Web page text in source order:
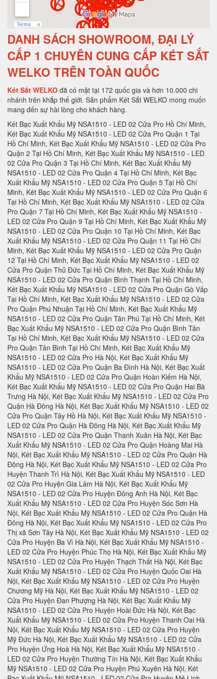
DANH SÁCH SHOWROOM, ĐẠI LÝ
CẤP 1 CHUYÊN CUNG CẤP KÉT SẮT
WELKO TRÊN TOÀN QUỐC
Két Sắt WELKO đã có mặt tại 172 quốc gia và hơn 10.000 chi
nhánh trên khắp thế giới. Sản phẩm Két Sắt WELKO mong muốn
mang đến sự hài lòng cho khách hàng.
Két Bạc Xuất Khẩu Mỹ NSA1510 - LED 02 Cửa Pro Hồ Chí Minh, Két Bạc Xuất Khẩu Mỹ NSA1510 - LED 02 Cửa Pro Quận 1 Tại Hồ Chí Minh, Két Bạc Xuất Khẩu Mỹ NSA1510 - LED 02 Cửa Pro Quận 2 Tại Hồ Chí Minh, Két Bạc Xuất Khẩu Mỹ NSA1510 - LED 02 Cửa Pro Quận 3 Tại Hồ Chí Minh, Két Bạc Xuất Khẩu Mỹ NSA1510 - LED 02 Cửa Pro Quận 4 Tại Hồ Chí Minh, Két Bạc Xuất Khẩu Mỹ NSA1510 - LED 02 Cửa Pro Quận 5 Tại Hồ Chí Minh, Két Bạc Xuất Khẩu Mỹ NSA1510 - LED 02 Cửa Pro Quận 6 Tại Hồ Chí Minh, Két Bạc Xuất Khẩu Mỹ NSA1510 - LED 02 Cửa Pro Quận 7 Tại Hồ Chí Minh, Két Bạc Xuất Khẩu Mỹ NSA1510 - LED 02 Cửa Pro Quận 9 Tại Hồ Chí Minh, Két Bạc Xuất Khẩu Mỹ NSA1510 - LED 02 Cửa Pro Quận 10 Tại Hồ Chí Minh, Két Bạc Xuất Khẩu Mỹ NSA1510 - LED 02 Cửa Pro Quận 11 Tại Hồ Chí Minh, Két Bạc Xuất Khẩu Mỹ NSA1510 - LED 02 Cửa Pro Quận 12 Tại Hồ Chí Minh, Két Bạc Xuất Khẩu Mỹ NSA1510 - LED 02 Cửa Pro Quận Thủ Đức Tại Hồ Chí Minh, Két Bạc Xuất Khẩu Mỹ NSA1510 - LED 02 Cửa Pro Quận Bình Thạnh Tại Hồ Chí Minh, Két Bạc Xuất Khẩu Mỹ NSA1510 - LED 02 Cửa Pro Quận Gò Vấp Tại Hồ Chí Minh, Két Bạc Xuất Khẩu Mỹ NSA1510 - LED 02 Cửa Pro Quận Phú Nhuận Tại Hồ Chí Minh, Két Bạc Xuất Khẩu Mỹ NSA1510 - LED 02 Cửa Pro Quận Tân Phú Tại Hồ Chí Minh, Két Bạc Xuất Khẩu Mỹ NSA1510 - LED 02 Cửa Pro Quận Bình Tân Tại Hồ Chí Minh, Két Bạc Xuất Khẩu Mỹ NSA1510 - LED 02 Cửa Pro Quận Tân Bình Tại Hồ Chí Minh, Két Bạc Xuất Khẩu Mỹ NSA1510 - LED 02 Cửa Pro Hà Nội, Két Bạc Xuất Khẩu Mỹ NSA1510 - LED 02 Cửa Pro Quận Ba Đình Hà Nội, Két Bạc Xuất Khẩu Mỹ NSA1510 - LED 02 Cửa Pro Quận Hoàn Kiếm Hà Nội, Két Bạc Xuất Khẩu Mỹ NSA1510 - LED 02 Cửa Pro Quận Hai Bà Trưng Hà Nội, Két Bạc Xuất Khẩu Mỹ NSA1510 - LED 02 Cửa Pro Quận Hà Đông Hà Nội, Két Bạc Xuất Khẩu Mỹ NSA1510 - LED 02 Cửa Pro Quận Tây Hồ Hà Nội, Két Bạc Xuất Khẩu Mỹ NSA1510 - LED 02 Cửa Pro Quận Hà Đông Hà Nội, Két Bạc Xuất Khẩu Mỹ NSA1510 - LED 02 Cửa Pro Quận Thanh Xuân Hà Nội, Két Bạc Xuất Khẩu Mỹ NSA1510 - LED 02 Cửa Pro Quận Hoàng Mai Hà Nội, Két Bạc Xuất Khẩu Mỹ NSA1510 - LED 02 Cửa Pro Quận Hà Đông Hà Nội, Két Bạc Xuất Khẩu Mỹ NSA1510 - LED 02 Cửa Pro Huyện Thanh Trì Hà Nội, Két Bạc Xuất Khẩu Mỹ NSA1510 - LED 02 Cửa Pro Huyện Gia Lâm Hà Nội, Két Bạc Xuất Khẩu Mỹ NSA1510 - LED 02 Cửa Pro Huyện Đông Anh Hà Nội, Két Bạc Xuất Khẩu Mỹ NSA1510 - LED 02 Cửa Pro Huyện Sóc Sơn Hà Nội, Két Bạc Xuất Khẩu Mỹ NSA1510 - LED 02 Cửa Pro Quận Hà Đông Hà Nội, Két Bạc Xuất Khẩu Mỹ NSA1510 - LED 02 Cửa Pro Thị xã Sơn Tây Hà Nội, Két Bạc Xuất Khẩu Mỹ NSA1510 - LED 02 Cửa Pro Huyện Ba Vì Hà Nội, Két Bạc Xuất Khẩu Mỹ NSA1510 - LED 02 Cửa Pro Huyện Phúc Thọ Hà Nội, Két Bạc Xuất Khẩu Mỹ NSA1510 - LED 02 Cửa Pro Huyện Thạch Thất Hà Nội, Két Bạc Xuất Khẩu Mỹ NSA1510 - LED 02 Cửa Pro Huyện Quốc Oai Hà Nội, Két Bạc Xuất Khẩu Mỹ NSA1510 - LED 02 Cửa Pro Huyện Chương Mỹ Hà Nội, Két Bạc Xuất Khẩu Mỹ NSA1510 - LED 02 Cửa Pro Huyện Đan Phượng Hà Nội, Két Bạc Xuất Khẩu Mỹ NSA1510 - LED 02 Cửa Pro Huyện Hoài Đức Hà Nội, Két Bạc Xuất Khẩu Mỹ NSA1510 - LED 02 Cửa Pro Huyện Thanh Oai Hà Nội, Két Bạc Xuất Khẩu Mỹ NSA1510 - LED 02 Cửa Pro Huyện Mỹ Đức Hà Nội, Két Bạc Xuất Khẩu Mỹ NSA1510 - LED 02 Cửa Pro Huyện Ứng Hoà Hà Nội, Két Bạc Xuất Khẩu Mỹ NSA1510 - LED 02 Cửa Pro Huyện Thường Tín Hà Nội, Két Bạc Xuất Khẩu Mỹ NSA1510 - LED 02 Cửa Pro Huyện Phú Xuyên Hà Nội, Két Bạc Xuất Khẩu Mỹ NSA1510 - LED 02 Cửa Pro Huyện Mê Linh Hà Nội, Két Bạc Xuất Khẩu Mỹ NSA1510 - LED 02 Cửa Pro Quận Nam Từ Liên Hà Nội, Két Bạc Xuất Khẩu Mỹ NSA1510 - LED 02 Cửa Pro An Giang, Két Bạc Xuất Khẩu Mỹ NSA1510 - LED 02 Cửa Pro Thành phố Long Xuyên Tỉnh An Giang, Két Bạc Xuất Khẩu Mỹ NSA1510 - LED 02 Cửa Pro Thành phố Châu Đốc Tỉnh An Giang, Két Bạc Xuất Khẩu Mỹ NSA1510 - LED 02 Cửa Pro Huyện An Phú Tỉnh An Giang, Két Bạc Xuất Khẩu Mỹ NSA1510 - LED 02 Cửa Pro Thị xã Tân Châu, Két Bạc Xuất Khẩu Mỹ NSA1510 - LED 02 Cửa Pro Huyện Phú Tân, Két Bạc Xuất Khẩu Mỹ NSA1510 - LED 02 Cửa Pro Huyện Châu Phú, Két Bạc Xuất Khẩu Mỹ NSA1510 - LED 02 Cửa Pro Huyện Tịnh Biên, Két Bạc Xuất Khẩu Mỹ NSA1510 - LED 02 Cửa Pro Huyện Tri Tôn, Két Bạc Xuất Khẩu Mỹ NSA1510 - LED 02 Cửa Pro Huyện Châu Thành Tỉnh An Giang, Két Bạc Xuất Khẩu Mỹ NSA1510 - LED 02 Cửa Pro Huyện Chợ Mới Tỉnh An Giang, Két Bạc Xuất Khẩu Mỹ NSA1510 - LED 02 Cửa Pro Huyện Thoại Sơn Tỉnh An Giang, Két Bạc Xuất Khẩu Mỹ NSA1510 - LED 02 Cửa Pro Vũng Tàu, Két Bạc Xuất Khẩu Mỹ NSA1510 - LED 02 Cửa Pro Thành phố Vũng Tàu Tại Bà Rịa - Vũng Tàu, Két Bạc Xuất Khẩu Mỹ NSA1510 - LED 02 Cửa Pro Thành phố Bà Rịa Tại Bà Rịa - Vũng Tàu, Két Bạc Xuất Khẩu Mỹ NSA1510 - LED 02 Cửa Pro Huyện Châu Đức Tại Bà Rịa - Vũng Tàu, Két Bạc Xuất Khẩu Mỹ NSA1510 - LED 02 Cửa Pro Huyện Xuyên Mộc Tại Bà Rịa - Vũng Tàu, Két Bạc Xuất Khẩu Mỹ NSA1510 - LED 02 Cửa Pro Huyện Long Điền Tại Bà Rịa - Vũng Tàu, Két Bạc Xuất Khẩu Mỹ NSA1510 - LED 02 Cửa Pro Huyện Đất Đỏ Tại Bà Rịa - Vũng Tàu, Két Bạc Xuất Khẩu Mỹ NSA1510 - LED 02 Cửa Pro Huyện Tân Thành Tại Bà Rịa - Vũng Tàu, Tỉnh Bà Rịa - Vũng Tàu Tại Bà Rịa - Vũng Tàu, Két Bạc Xuất Khẩu Mỹ NSA1510 - LED 02 Cửa Pro Bạc Liêu, Két Bạc Xuất Khẩu Mỹ NSA1510 - LED 02 Cửa Pro Thành phố Bạc Liêu Tại Bạc Liêu, Két Bạc Xuất Khẩu Mỹ NSA1510 - LED 02 Cửa Pro Huyện Hồng Dân Tại Bạc Liêu, Két Bạc Xuất Khẩu Mỹ NSA1510 - LED 02 Cửa Pro Huyện Phước Long Tại Bạc Liêu, Két Bạc Xuất Khẩu Mỹ NSA1510 - LED 02 Cửa Pro Huyện Vĩnh Lợi Tại Bạc Liêu, Két Bạc Xuất Khẩu Mỹ NSA1510 - LED 02 Cửa Pro Thị xã Giá Rai Tại Bạc Liêu, Két Bạc Xuất Khẩu Mỹ NSA1510 - LED 02 Cửa Pro Huyện Đông Hải Tại Bạc Liêu, Két Bạc Xuất Khẩu Mỹ NSA1510 - LED 02 Cửa Pro Huyện Hoà Bình Tại Bạc Liêu, Két Bạc Xuất Khẩu Mỹ NSA1510 - LED 02 Cửa Pro Bắc Kạn, Két Bạc Xuất Khẩu Mỹ NSA1510 - LED 02 Cửa Pro Thành Phố Bắc Kạn, Két Bạc Xuất Khẩu Mỹ NSA1510 - LED 02 Cửa Pro Huyện Pác Nặm Tại Bắc Kạn, Két Bạc Xuất Khẩu Mỹ NSA1510 - LED 02 Cửa Pro Huyện Ba Bể Tại Bắc Kạn, Két Bạc Xuất Khẩu Mỹ NSA1510 - LED 02 Cửa Pro Huyện Ngân Sơn Tại Bắc Kạn, Két Bạc Xuất Khẩu Mỹ NSA1510 - LED 02 Cửa Pro Huyện Bạch Thông Tại Bắc Kạn, Két Bạc Xuất Khẩu Mỹ NSA1510 - LED 02 Cửa Pro Huyện Chợ Đồn Tại Bắc Kạn, Két Bạc Xuất Khẩu Mỹ NSA1510 - LED 02 Cửa Pro Huyện Chợ Mới Tại Bắc Kạn, Huyện Na Rì Tại Bắc Kạn, Két Bạc Xuất Khẩu Mỹ NSA1510 - LED 02 Cửa Pro Bắc Giang, Két Bạc Xuất Khẩu Mỹ NSA1510 - LED 02 Cửa Pro Thành phố Bắc Giang, Két Bạc Xuất Khẩu Mỹ NSA1510 - LED 02 Cửa Pro Huyện Yên Thế Tại Bắc Giang, Két Bạc Xuất Khẩu Mỹ NSA1510 - LED 02 Cửa Pro Huyện Tân Yên Tại Bắc Giang, Két Bạc Xuất Khẩu Mỹ NSA1510 - LED 02 Cửa Pro Huyện Lạng Giang Tại Bắc Giang, Két Bạc Xuất Khẩu Mỹ NSA1510 - LED 02 Cửa Pro Huyện Lục Nam Tại Bắc Giang, Két Bạc Xuất Khẩu Mỹ NSA1510 - LED 02 Cửa Pro Huyện Lục Ngạn Tại Bắc Giang, Két Bạc Xuất Khẩu Mỹ NSA1510 - LED 02 Cửa Pro Huyện Sơn Động Tại Bắc Giang, Két Bạc Xuất Khẩu Mỹ NSA1510 - LED 02 Cửa Pro Huyện Yên Dũng Tại Bắc Giang, Két Bạc Xuất Khẩu Mỹ NSA1510 - LED 02 Cửa Pro Huyện Việt Yên Tại Bắc Giang, Két Bạc Xuất Khẩu Mỹ NSA1510 - LED 02 Cửa Pro Huyện Hiệp Hòa Tại Bắc Giang, Két Bạc Xuất Khẩu Mỹ NSA1510 - LED 02 Cửa Pro Bắc Ninh, Két Bạc Xuất Khẩu Mỹ NSA1510 - LED 02 Cửa Pro Thành phố Bắc Ninh, Két Bạc Xuất Khẩu Mỹ NSA1510 - LED 02 Cửa Pro Huyện Yên Phong Tại Bắc Ninh, Két Bạc Xuất Khẩu Mỹ NSA1510 - LED 02 Cửa Pro Huyện Quế Võ Tại Bắc Ninh, Két Bạc Xuất Khẩu Mỹ NSA1510 - LED 02 Cửa Pro Huyện Tiên Du Tại Bắc Ninh, Két Bạc Xuất Khẩu Mỹ NSA1510 - LED 02 Cửa Pro Thị xã Từ Sơn Tại Bắc Ninh, Huyện Thuận Thành Tại Bắc Ninh, Két Bạc Xuất Khẩu Mỹ NSA1510 - LED 02 Cửa Pro Huyện Gia Bình Tại Bắc Ninh, Két Bạc Xuất Khẩu Mỹ NSA1510 - LED 02 Cửa Pro Huyện Lương Tài Tại Bắc Ninh, Két Bạc Xuất Khẩu Mỹ NSA1510 - LED 02 Cửa Pro Bến Tre, Két Bạc Xuất Khẩu Mỹ NSA1510 - LED 02 Cửa Pro Thành phố Bến Tre, Két Bạc Xuất Khẩu Mỹ NSA1510 - LED 02 Cửa Pro Huyện Châu Thành Tỉnh Bến Tre, Huyện Chợ Lách Tỉnh Bến Tre, Két Bạc Xuất Khẩu Mỹ NSA1510 - LED 02 Cửa Pro Huyện Mỏ Cày Nam Tỉnh Bến Tre, Két Bạc Xuất Khẩu Mỹ NSA1510 - LED 02 Cửa Pro Huyện Giồng Trôm Tỉnh Bến Tre, Két Bạc Xuất Khẩu Mỹ NSA1510 - LED 02 Cửa Pro Huyện Bình Đại Tỉnh Bến Tre, Két Bạc Xuất Khẩu Mỹ NSA1510 - LED 02 Cửa Pro Huyện Ba Tri Tỉnh Bến Tre, Két Bạc Xuất Khẩu Mỹ NSA1510 - LED 02 Cửa Pro Huyện Thạnh Phú Tỉnh Bến Tre, Két Bạc Xuất Khẩu Mỹ NSA1510 - LED 02 Cửa Pro Huyện Mỏ Cày Bắc Tỉnh Bến Tre, Két Bạc Xuất Khẩu Mỹ NSA1510 - LED 02 Cửa Pro Bình Dương, Két Bạc Xuất Khẩu Mỹ NSA1510 - LED 02 Cửa Pro Tại Thành phố Thủ Dầu Một Tỉnh Bình Dương, Két Bạc Xuất Khẩu Mỹ NSA1510 - LED 02 Cửa Pro Tại Huyện Bàu Bàng Tỉnh Bình Dương, Két Bạc Xuất Khẩu Mỹ NSA1510 - LED 02 Cửa Pro Tại Huyện Dầu Tiếng Tỉnh Bình Dương, Két Bạc Xuất Khẩu Mỹ NSA1510 - LED 02 Cửa Pro Tại Thị xã Bến Cát Tỉnh Bình Dương, Két Bạc Xuất Khẩu Mỹ NSA1510 - LED 02 Cửa Pro Tại Huyện Phú Giáo Tỉnh Bình Dương, Két Bạc Xuất Khẩu Mỹ NSA1510 - LED 02 Cửa Pro Tại Thị xã Tân Uyên Tỉnh Bình Dương, Két Bạc Xuất Khẩu Mỹ NSA1510 - LED 02 Cửa Pro Tại Thị xã Dĩ An Tỉnh Bình Dương, Két Bạc Xuất Khẩu Mỹ NSA1510 - LED 02 Cửa Pro Tại Thị xã Thuận An Tỉnh Bình Dương, Két Bạc Xuất Khẩu Mỹ NSA1510 - LED 02 Cửa Pro Tại Huyện Bắc Tân Uyên Tỉnh Bình Dương, Két Bạc Xuất Khẩu Mỹ NSA1510 - LED 02 Cửa Pro Bình Định, Két Bạc Xuất Khẩu Mỹ NSA1510 - LED 02 Cửa Pro Tại Thành phố Qui Nhơn Tỉnh Bình Định, Két Bạc Xuất Khẩu Mỹ NSA1510 - LED 02 Cửa Pro Tại Huyện An Lão Tỉnh Bình Định, Két Bạc Xuất Khẩu Mỹ NSA1510 - LED 02 Cửa Pro Tại Huyện Hoài Nhơn Tỉnh Bình Định, Két Bạc Xuất Khẩu Mỹ NSA1510 - LED 02 Cửa Pro Tại Huyện Hoài Ân Tỉnh Bình Định, Két Bạc Xuất Khẩu Mỹ NSA1510 - LED 02 Cửa Pro Tại Huyện Phù Mỹ Tỉnh Bình Định, Két Bạc Xuất Khẩu Mỹ NSA1510 - LED 02 Cửa Pro Tại Huyện Vĩnh Thạnh Tỉnh Bình Định, Két Bạc Xuất Khẩu Mỹ NSA1510 - LED 02 Cửa Pro Tại Huyện Tây Sơn Tỉnh Bình Định, Két Bạc Xuất Khẩu Mỹ NSA1510 - LED 02 Cửa Pro Tại Huyện Phù Cát Tỉnh Bình Định, Két Bạc Xuất Khẩu Mỹ NSA1510 - LED 02 Cửa Pro Tại Thị xã An Nhơn Tỉnh Bình Định, Két Bạc Xuất Khẩu Mỹ NSA1510 - LED 02 Cửa Pro Tại Huyện Tuy Phước Tỉnh Bình Định, Két Bạc Xuất Khẩu Mỹ NSA1510 - LED 02 Cửa Pro Tại Huyện Vân Canh Tỉnh Bình Định, Két Bạc Xuất Khẩu Mỹ NSA1510 - LE